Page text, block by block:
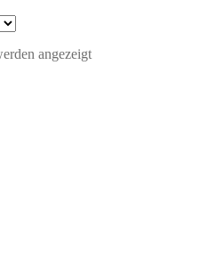
angezeigtNach